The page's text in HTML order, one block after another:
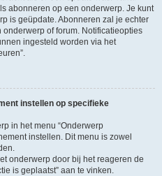
abonneren op een onderwerp. Je kunt
is geüpdate. Abonneren zal je echter
of forum. Notificatieopties
ingesteld worden via het
instellen op specifieke
in het menu “Onderwerp
instellen. Dit menu is zowel
onderwerp door bij het reageren de
is geplaatst” aan te vinken.